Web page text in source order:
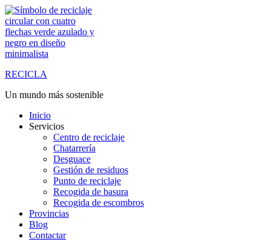
Saltar
al
contenido
RECICLA
Un mundo más sostenible
Inicio
Servicios
Centro de reciclaje
Chatarrería
Desguace
Gestión de residuos
Punto de reciclaje
Recogida de basura
Recogida de escombros
Provincias
Blog
Contactar